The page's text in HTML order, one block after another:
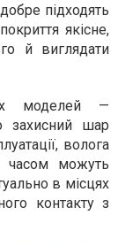
підходять
якісне,
й виглядати
моделей —
захисний шар
волога
часом можуть
в місцях
контакту з